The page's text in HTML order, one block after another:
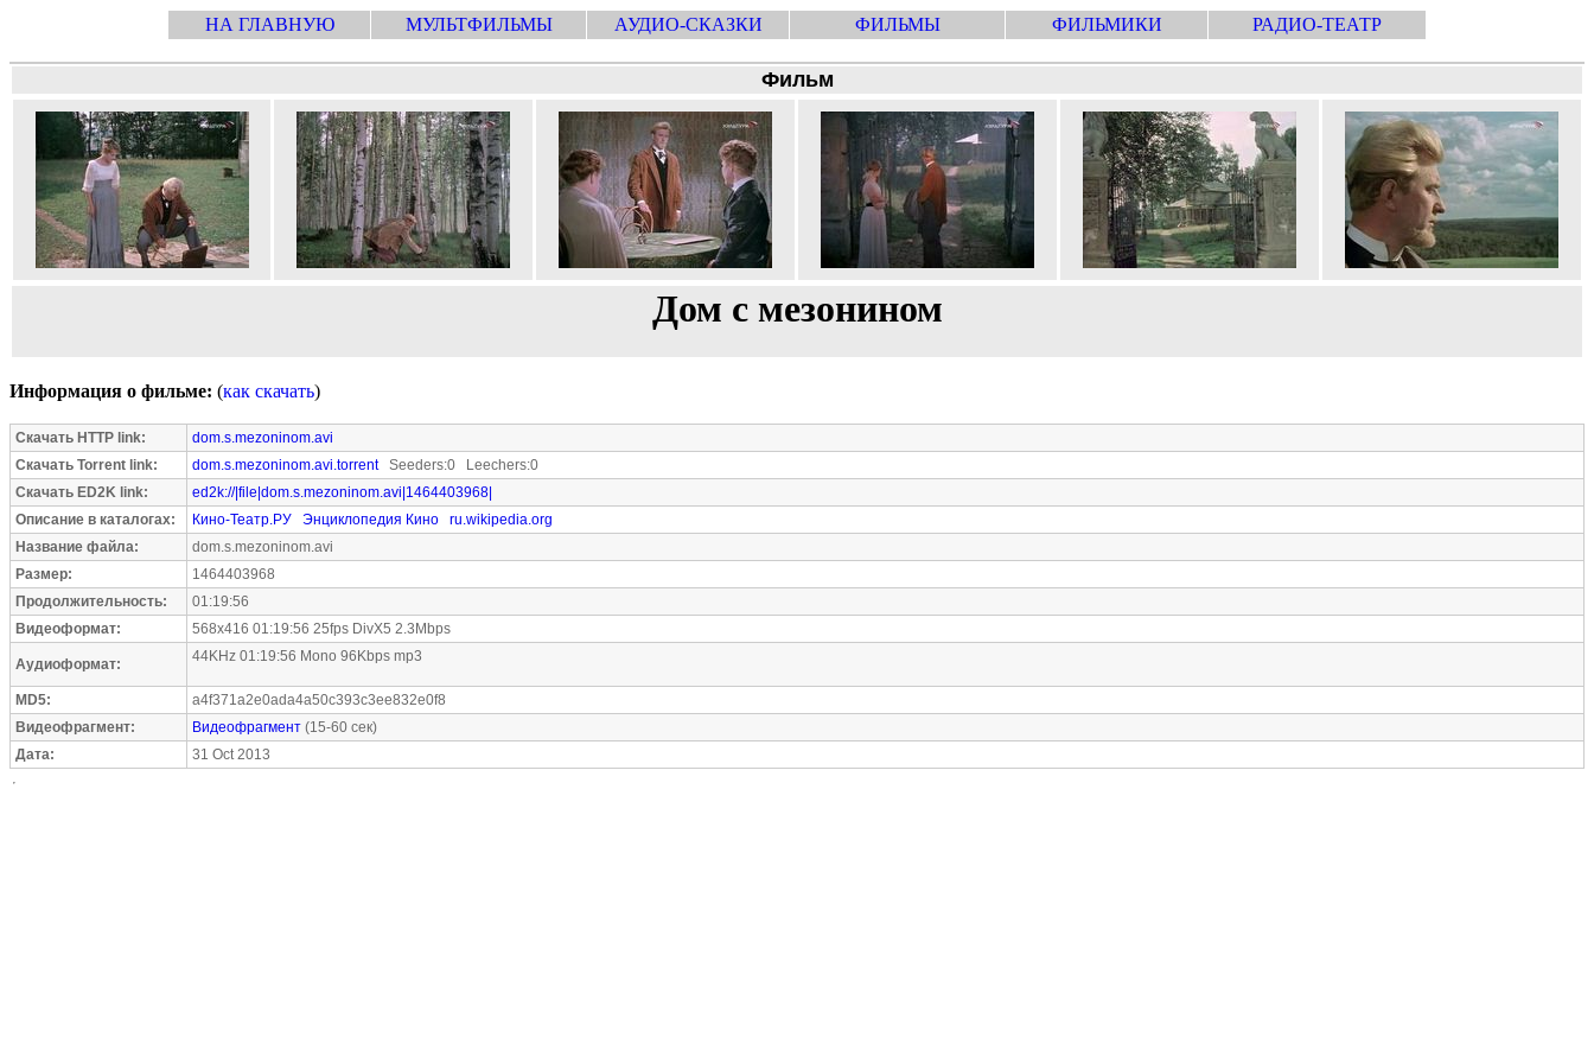
НА ГЛАВНУЮ МУЛЬТФИЛЬМЫ АУДИО-СКАЗКИ ФИЛЬМЫ ФИЛЬМИКИ РАДИО-ТЕАТР
Фильм
Дом с мезонином
Информация о фильме: (как скачать)
Скачать HTTP link:
dom.s.mezoninom.avi
Скачать Torrent link:
dom.s.mezoninom.avi.torrentSeeders:0 Leechers:0
Скачать ED2K link:
ed2k://|file|dom.s.mezoninom.avi|1464403968|
Описание в каталогах:
Кино-Театр.РУ Энциклопедия Кино
ru.wikipedia.org
Название файла:
dom.s.mezoninom.avi
Размер:
1464403968
Продолжительность:
01:19:56
Видеоформат:
568x416 01:19:56 25fps DivX5 2.3Mbps
Аудиоформат: 44KHz 01:19:56 Mono 96Kbps mp3
MD5:
a4f371a2e0ada4a50c393c3ee832e0f8
Видеофрагмент:
Видеофрагмент (15-60 сек)
Дата:
31 Oct 2013